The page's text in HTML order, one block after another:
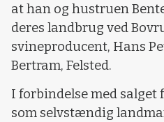
at han og hustruen
deres landbrug ved
svineproducent, Hans
Bertram, Felsted.
I forbindelse med
som selvstændig